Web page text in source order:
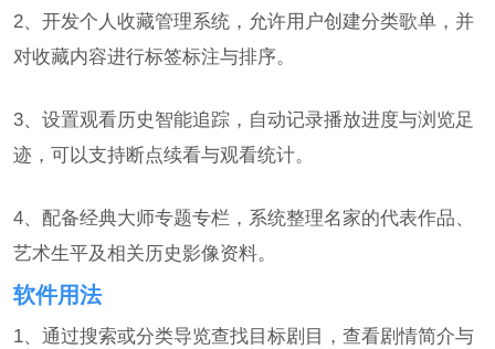
2、开发个人收藏管理系统，允许用户创建分类歌单，并
对收藏内容进行标签标注与排序。
3、设置观看历史智能追踪，自动记录播放进度与浏览足
迹，可以支持断点续看与观看统计。
4、配备经典大师专题专栏，系统整理名家的代表作品、
艺术生平及相关历史影像资料。
软件用法
1、通过搜索或分类导览查找目标剧目，查看剧情简介与